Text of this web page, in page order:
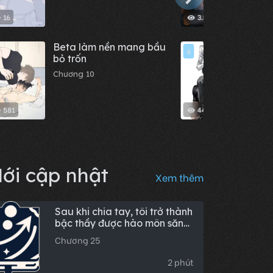
16
581
Beta làm nền mang bầu
bỏ trốn
Chương 10
3.81 K
448
6
cập nhật Xem thêm
Sau khi chia tay, tôi trở thành
bậc thầy được hào môn săn
đón
Chương 25
2 phút